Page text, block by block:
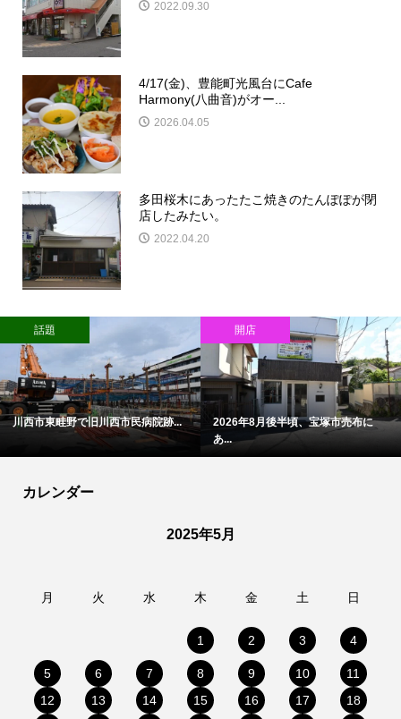
2022.09.30
4/17(金)、豊能町光風台にCafe
Harmony(八曲音)がオー...
2026.04.05
多田桜木にあったたこ焼きのたんぽぽが閉
店したみたい。
2022.04.20
話題
川西市東畦野で旧川西市民病院跡...
開店
2026年8月後半頃、宝塚市売布に
あ...
カレンダー
2025年5月
月 火 水 木 金 土 日
1 2 3 4
5 6 7 8 9 10
11
12
13 14 15 16 17
18